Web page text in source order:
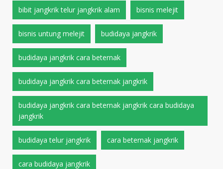
bibit jangkrik telur jangkrik alam bisnis melejit
bisnis untung melejit budidaya jangkrik
budidaya jangkrik cara beternak
budidaya jangkrik cara beternak jangkrik
budidaya jangkrik cara beternak jangkrik cara budidaya
jangkrik
budidaya telur jangkrik cara beternak jangkrik
cara budidaya jangkrik